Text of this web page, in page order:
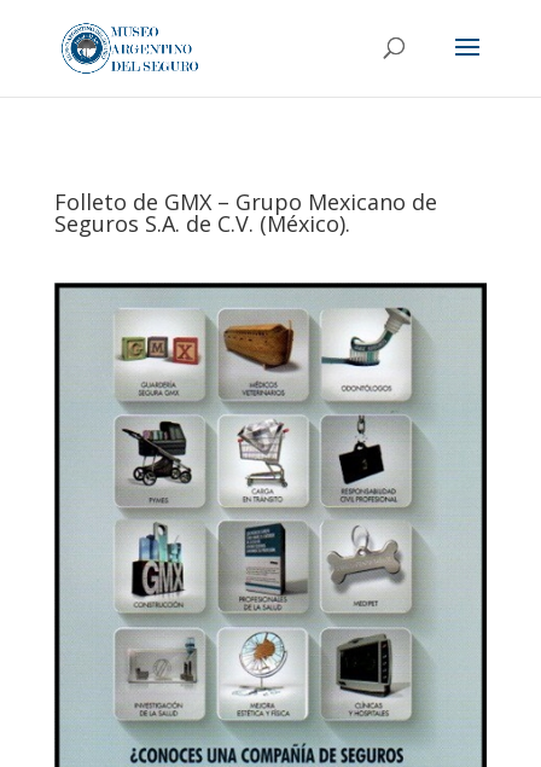
Folleto de GMX – Grupo Mexicano de
Seguros S.A. de C.V. (México).